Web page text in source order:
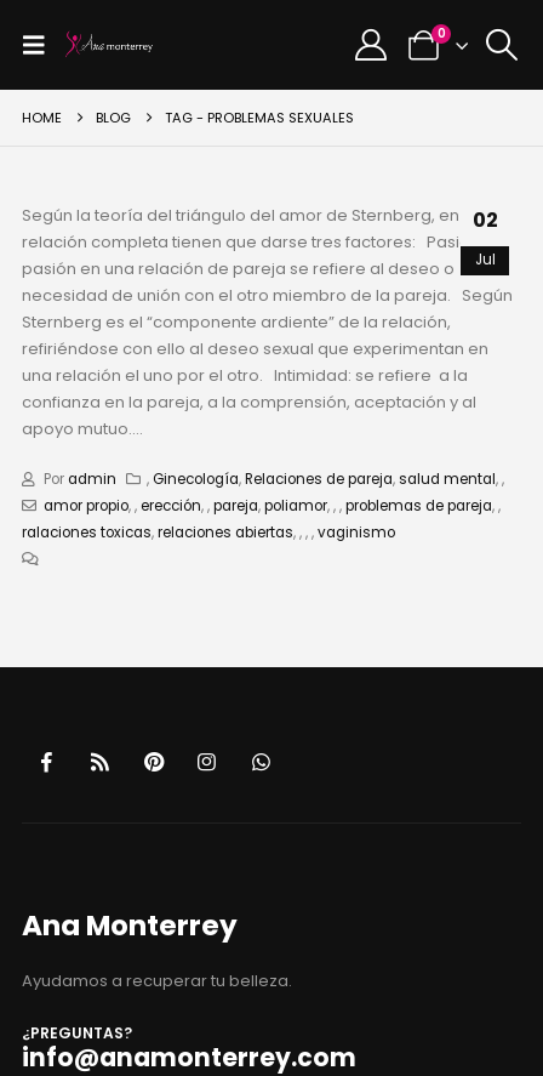
0
HOME BLOG TAG - PROBLEMAS SEXUALES
02
Jul
Según la teoría del triángulo del amor de Sternberg, en una
relación completa tienen que darse tres factores: Pasión: La
pasión en una relación de pareja se refiere al deseo o
necesidad de unión con el otro miembro de la pareja. Según
Sternberg es el “componente ardiente” de la relación,
refiriéndose con ello al deseo sexual que experimentan en
una relación el uno por el otro. Intimidad: se refiere a la
confianza en la pareja, a la comprensión, aceptación y al
apoyo mutuo....
Poradmin ,Ginecología,Relaciones de pareja,salud mental,,
amor propio,,erección,,pareja,poliamor,,,problemas de pareja,,
ralaciones toxicas,relaciones abiertas,,,,vaginismo
Ana Monterrey
Ayudamos a recuperar tu belleza.
¿PREGUNTAS?
info@anamonterrey.com